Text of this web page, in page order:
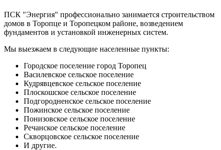
ПСК "Энергия" профессионально занимается строительством
домов в Торопце и Торопецком районе, возведением
фундаментов и установкой инженерных систем.
Мы выезжаем в следующие населенные пункты:
Городское поселение город Торопец
Василевское сельское поселение
Кудрявцевское сельское поселение
Плоскошское сельское поселение
Подгородненское сельское поселение
Пожинское сельское поселение
Понизовское сельское поселение
Речанское сельское поселение
Скворцовское сельское поселение
И другие.